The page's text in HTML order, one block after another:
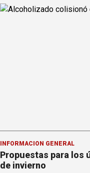
INFORMACION GENERAL
Propuestas para los
de invierno